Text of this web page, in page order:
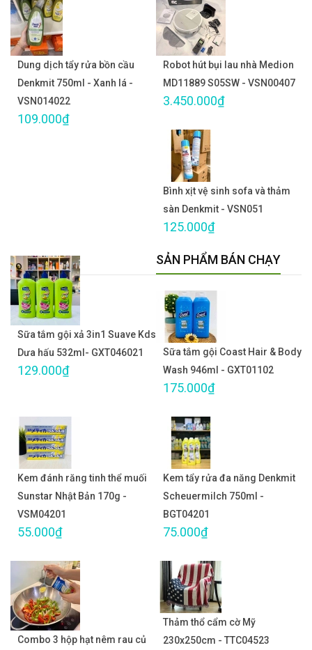
Dung dịch tẩy rửa bồn cầu
Denkmit 750ml - Xanh lá -
VSN014022
109.000₫
Robot hút bụi lau nhà Medion
MD11889 S05SW - VSN00407
3.450.000₫
Bình xịt vệ sinh sofa và thảm
sàn Denkmit - VSN051
125.000₫
Sữa tắm gội xả 3in1 Suave Kds
Dưa hấu 532ml- GXT046021
129.000₫
SẢN PHẨM BÁN CHẠY
Sữa tắm gội Coast Hair & Body
Wash 946ml - GXT01102
175.000₫
Kem đánh răng tinh thể muối
Sunstar Nhật Bản 170g -
VSM04201
55.000₫
Kem tẩy rửa đa năng Denkmit
Scheuermilch 750ml -
BGT04201
75.000₫
Combo 3 hộp hạt nêm rau củ
Thảm thổ cẩm cờ Mỹ
230x250cm - TTC04523